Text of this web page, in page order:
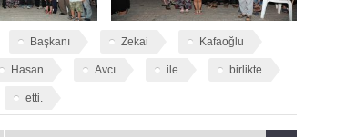
Başkanı Zekai Kafaoğlu
Hasan Avcı ile birlikte
etti.